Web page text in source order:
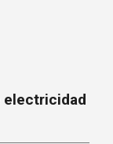
electricidad